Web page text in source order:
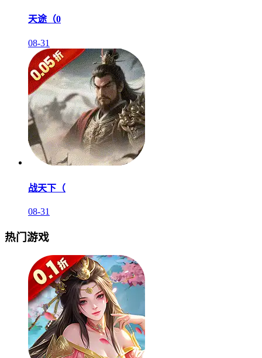
天途（0
08-31
战天下（
08-31
热门游戏